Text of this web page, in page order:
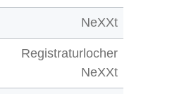
NeXXt
Registraturlocher
NeXXt